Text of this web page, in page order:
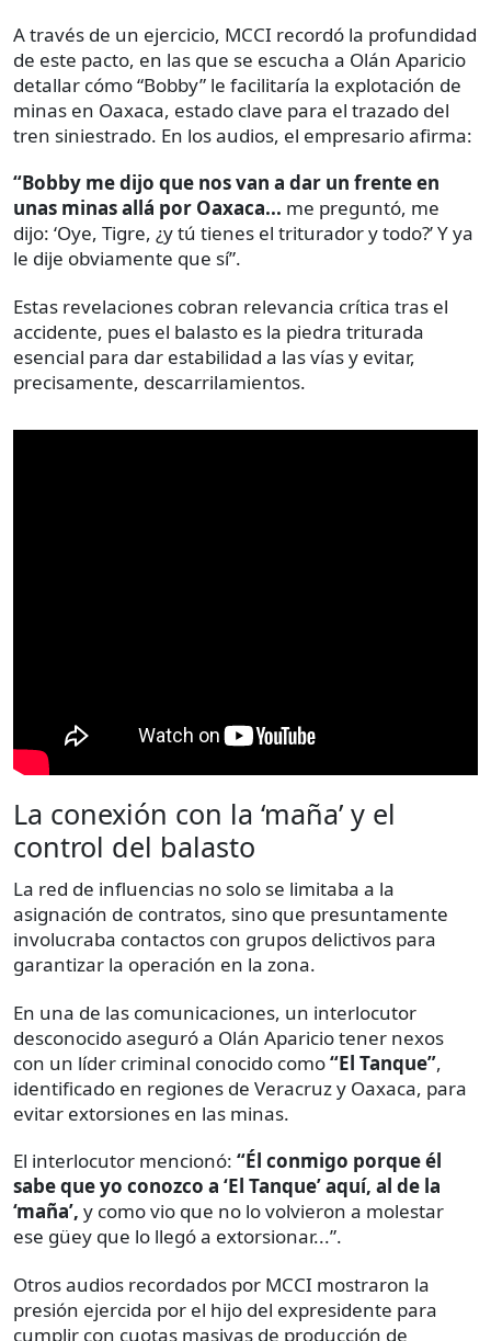
A través de un ejercicio, MCCI recordó la profundidad
de este pacto, en las que se escucha a Olán Aparicio
detallar cómo “Bobby” le facilitaría la explotación de
minas en Oaxaca, estado clave para el trazado del
tren siniestrado. En los audios, el empresario afirma:
“Bobby me dijo que nos van a dar un frente en
unas minas allá por Oaxaca... me preguntó, me
dijo: ‘Oye, Tigre, ¿y tú tienes el triturador y todo?’ Y ya
le dije obviamente que sí”.
Estas revelaciones cobran relevancia crítica tras el
accidente, pues el balasto es la piedra triturada
esencial para dar estabilidad a las vías y evitar,
precisamente, descarrilamientos.
La conexión con la ‘maña’ y el
control del balasto
La red de influencias no solo se limitaba a la
asignación de contratos, sino que presuntamente
involucraba contactos con grupos delictivos para
garantizar la operación en la zona.
En una de las comunicaciones, un interlocutor
desconocido aseguró a Olán Aparicio tener nexos
con un líder criminal conocido como“El Tanque”,
identificado en regiones de Veracruz y Oaxaca, para
evitar extorsiones en las minas.
El interlocutor mencionó: “Él conmigo porque él
sabe que yo conozco a ‘El Tanque’ aquí, al de la
‘maña’, y como vio que no lo volvieron a molestar
ese güey que lo llegó a extorsionar...”.
Otros audios recordados por MCCI mostraron la
presión ejercida por el hijo del expresidente para
cumplir con cuotas masivas de producción de